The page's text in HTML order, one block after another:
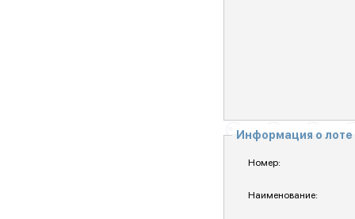
Информация о
Номер:
Наименование: